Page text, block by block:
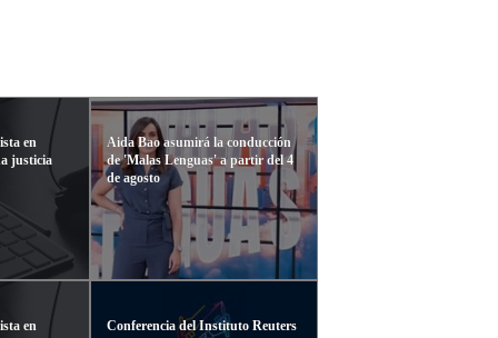
en
justicia
en
Aida Bao asumirá la conducción
de 'Malas Lenguas' a partir del 4
de agosto
Conferencia del Instituto Reuters